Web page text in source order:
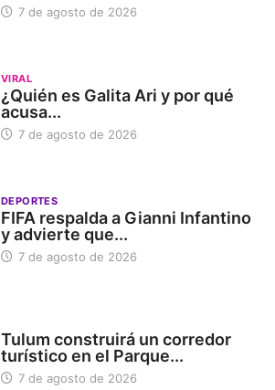
7 de agosto de 2026
VIRAL
¿Quién es Galita Ari y por qué
acusa...
7 de agosto de 2026
DEPORTES
FIFA respalda a Gianni Infantino
y advierte que...
7 de agosto de 2026
Tulum construirá un corredor
turístico en el Parque...
7 de agosto de 2026